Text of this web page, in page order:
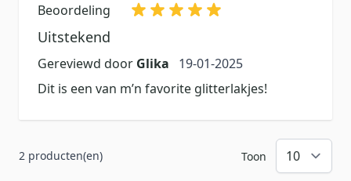
Beoordeling
Uitstekend
Gereviewd door Glika 19 januari 2025
19-01-2025
Dit is een van m’n favorite glitterlakjes!
2 producten(en) Toon